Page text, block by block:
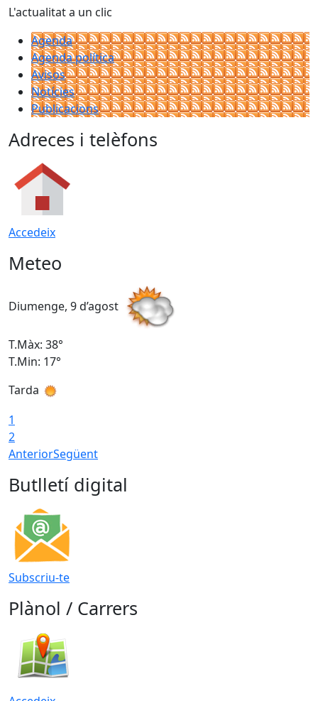
L'actualitat a un clic
Agenda
Agenda política
Avisos
Notícies
Publicacions
Adreces i telèfons
Accedeix
Meteo
Diumenge, 9 d’agost
T.Màx: 38°
T.Min: 17°
Tarda
1
2
AnteriorSegüent
Butlletí digital
Subscriu-te
Plànol / Carrers